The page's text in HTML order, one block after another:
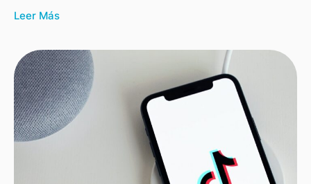
Leer Más